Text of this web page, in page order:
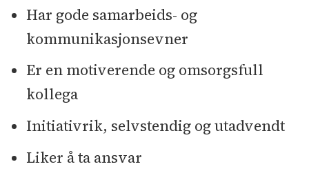
Har gode samarbeids- og
kommunikasjonsevner
Er en motiverende og omsorgsfull
kollega
Initiativrik, selvstendig og utadvendt
Liker å ta ansvar